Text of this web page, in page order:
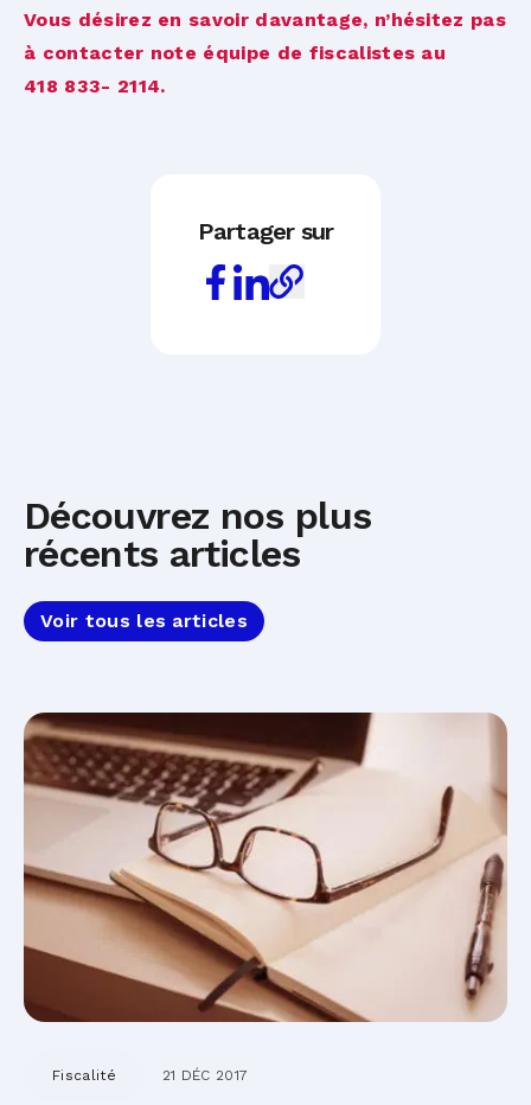
Vous désirez en savoir davantage, n’hésitez pas
à contacter note équipe de fiscalistes au
418 833- 2114.
Partager sur
Découvrez nos plus
récents articles
Voir tous les articles
Fiscalité 21 DÉC 2017